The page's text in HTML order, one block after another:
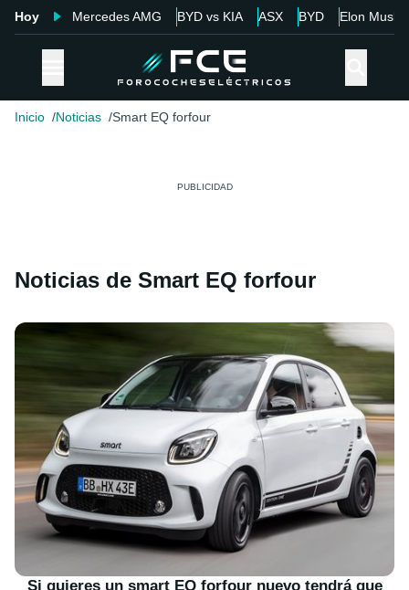
Hoy Mercedes AMG BYD vs KIA ASX BYD Elon Musk
Inicio Noticias Smart EQ forfour
Noticias de Smart EQ forfour
Si quieres un smart EQ forfour nuevo tendrá que